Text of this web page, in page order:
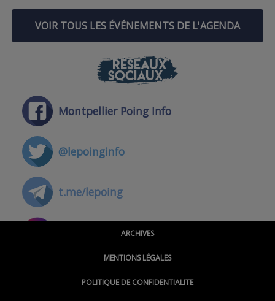
VOIR TOUS LES ÉVÉNEMENTS DE L'AGENDA
RÉSEAUX
SOCIAUX
Montpellier Poing Info
@lepoinginfo
t.me/lepoing
@montpellierpoinginfo
ARCHIVES
MENTIONS LÉGALES
POLITIQUE DE CONFIDENTIALITE